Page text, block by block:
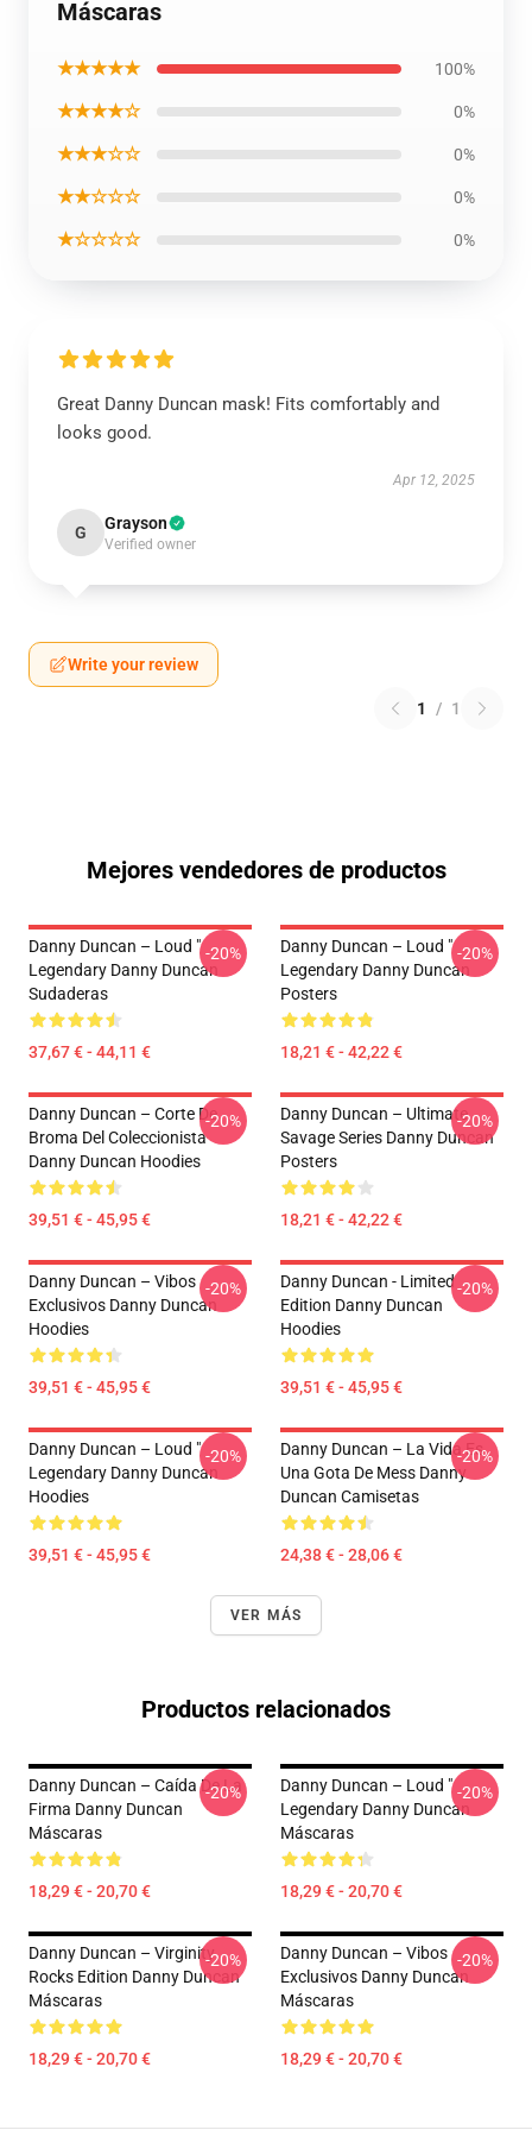
Máscaras
★★★★★ 100%
★★★★☆ 0%
★★★☆☆ 0%
★★☆☆☆ 0%
★☆☆☆☆ 0%
Great Danny Duncan mask! Fits comfortably and
looks good.
Apr 12, 2025
G Grayson
Verified owner
Write your review
1 / 1
Mejores vendedores de productos
Danny Duncan – Loud "
Legendary Danny Duncan
Sudaderas
37,67 € - 44,11 €
-20%
Danny Duncan – Loud "
Legendary Danny Duncan
Posters
18,21 € - 42,22 €
-20%
Danny Duncan – Corte De
Broma Del Coleccionista
Danny Duncan Hoodies
39,51 € - 45,95 €
-20%
Danny Duncan – Ultimate
Savage Series Danny Duncan
Posters
18,21 € - 42,22 €
-20%
Danny Duncan – Vibos
Exclusivos Danny Duncan
Hoodies
39,51 € - 45,95 €
-20%
Danny Duncan - Limited
Edition Danny Duncan
Hoodies
39,51 € - 45,95 €
-20%
Danny Duncan – Loud "
Legendary Danny Duncan
Hoodies
39,51 € - 45,95 €
-20%
Danny Duncan – La Vida Es
Una Gota De Mess Danny
Duncan Camisetas
24,38 € - 28,06 €
-20%
VER MÁS
Productos relacionados
Danny Duncan – Caída De La
Firma Danny Duncan
Máscaras
18,29 € - 20,70 €
-20%
Danny Duncan – Loud "
Legendary Danny Duncan
Máscaras
18,29 € - 20,70 €
-20%
Danny Duncan – Virginity
Rocks Edition Danny Duncan
Máscaras
18,29 € - 20,70 €
-20%
Danny Duncan – Vibos
Exclusivos Danny Duncan
Máscaras
18,29 € - 20,70 €
-20%